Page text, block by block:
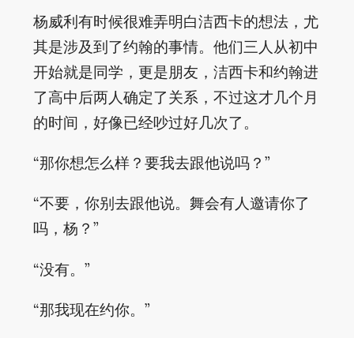
杨威利有时候很难弄明白洁西卡的想法，尤
其是涉及到了约翰的事情。他们三人从初中
开始就是同学，更是朋友，洁西卡和约翰进
了高中后两人确定了关系，不过这才几个月
的时间，好像已经吵过好几次了。
“那你想怎么样？要我去跟他说吗？”
“不要，你别去跟他说。舞会有人邀请你了
吗，杨？”
“没有。”
“那我现在约你。”